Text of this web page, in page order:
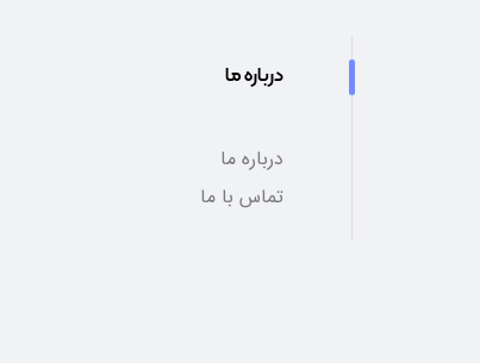
درباره ما
درباره ما
تماس با ما